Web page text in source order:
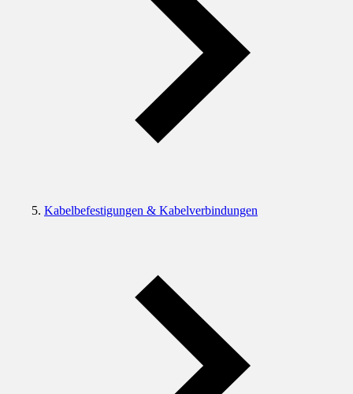
Kabelbefestigungen & Kabelverbindungen